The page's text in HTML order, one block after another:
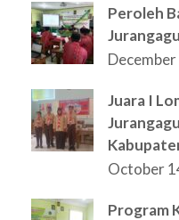
Peroleh
Juara I
October
Program